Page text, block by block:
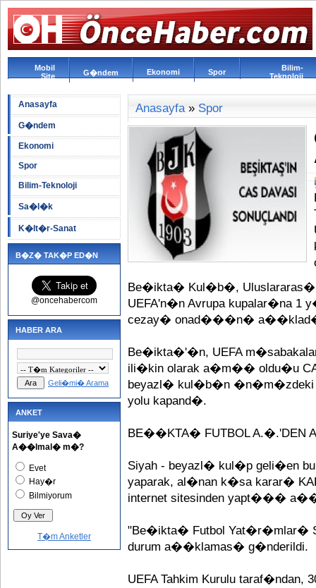
Mobil
Site
G�ndem Ekonomi Spor
Bilim-
Teknoloji
Anasayfa
G�ndem
Ekonomi
Spor
Bilim-Teknoloji
Sa�l�k
K�lt�r-Sanat
B�Z� TAK�P ED�N
@oncehabercom
HABER ARA
Geli�mi� Arama
ANKET
Suriye'ye Sava�
A��lmal� m�?
Evet
Hay�r
Bilmiyorum
T�m Anketler
Anasayfa» Spor
Be�ikta� Kul�b�, Uluslararas�
UEFA'n�n Avrupa kupalar�na
cezay� onad���n�
Be�ikta�'�n, UEFA
ili�kin olarak a�m�� oldu�u
beyazl� kul�b�n �n�m�zdeki
yolu kapand�.
BE��KTA� FUTBOL A.�.'DEN
Siyah - beyazl� kul�p geli�en
yaparak, al�nan k�sa karar�
internet sitesinden yapt���
"Be�ikta� Futbol Yat�r�mlar�
durum a��klamas� g�nderildi.
UEFA Tahkim Kurulu taraf�ndan,